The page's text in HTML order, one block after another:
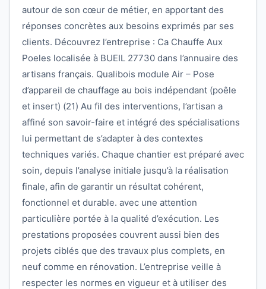
autour de son cœur de métier, en apportant des
réponses concrètes aux besoins exprimés par ses
clients. Découvrez l’entreprise : Ca Chauffe Aux
Poeles localisée à BUEIL 27730 dans l’annuaire des
artisans français. Qualibois module Air – Pose
d’appareil de chauffage au bois indépendant (poêle
et insert) (21) Au fil des interventions, l’artisan a
affiné son savoir-faire et intégré des spécialisations
lui permettant de s’adapter à des contextes
techniques variés. Chaque chantier est préparé avec
soin, depuis l’analyse initiale jusqu’à la réalisation
finale, afin de garantir un résultat cohérent,
fonctionnel et durable. avec une attention
particulière portée à la qualité d’exécution. Les
prestations proposées couvrent aussi bien des
projets ciblés que des travaux plus complets, en
neuf comme en rénovation. L’entreprise veille à
respecter les normes en vigueur et à utiliser des